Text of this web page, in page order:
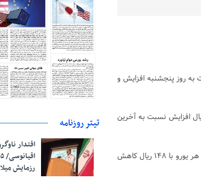
ارزاز جمله دلار و پوند نسبت به روز پنجشنبه افزایش و
اعلام بانک مرکزی نرخ هر دلار آمریکا برای امروز (شنبه بیست و دوم مهر) با ۳۰ ریال افزایش نسبت به آخرین
همچنین هر پوند انگلیس با ۱۴۷ ریال افزایش نسبت به روز پنجشنبه ۴۵ هزار و ۴۱۰ ریال و هر یورو با ۱۴۸ ریال کاهش
تیتر روزنامه
رزمایش